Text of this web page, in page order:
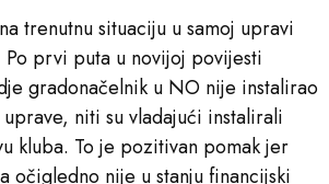
trenutnu situaciju u samoj upravi
prvi puta u novijoj povijesti
gradonačelnik u NO nije instalirao
niti su vladajući instalirali
kluba. To je pozitivan pomak jer
očigledno nije u stanju financijski